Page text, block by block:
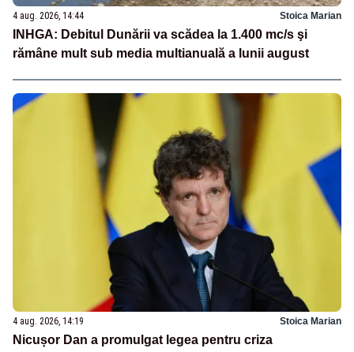
4 aug. 2026, 14:44 Stoica Marian
INHGA: Debitul Dunării va scădea la 1.400 mc/s şi
rămâne mult sub media multianuală a lunii august
4 aug. 2026, 14:19 Stoica Marian
Nicușor Dan a promulgat legea pentru criza